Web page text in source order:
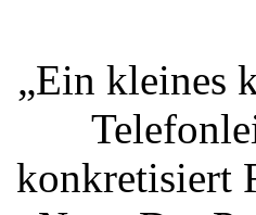
„Ein kleines
konkretisiert